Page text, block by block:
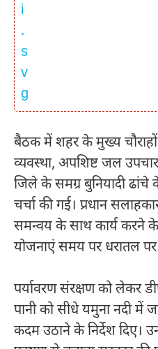
बैठक में शहर के मुख्य चौराहों
व्यवस्था, अपशिष्ट जल
जिले के समग्र बुनियादी ढांचे
चर्चा की गई। प्रधान
समन्वय के साथ कार्य करने के
योजनाएं समय पर धरातल
पर्यावरण संरक्षण को लेकर
पानी को सीधे यमुना नदी में
कदम उठाने के निर्देश दिए।